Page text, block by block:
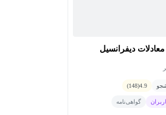
دیفرانسیل
4.9
(148)
گواهی‌نامه